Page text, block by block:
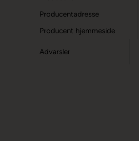
Producentadresse
Producent hjemmeside
Advarsler